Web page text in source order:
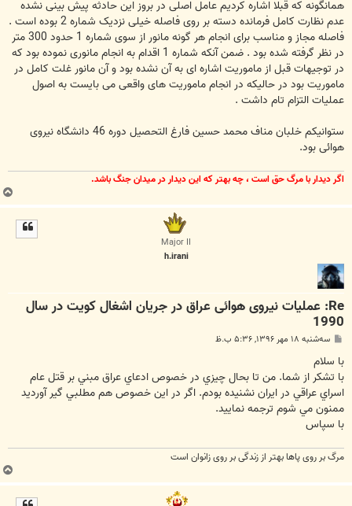
همانگونه که قبلا اشاره کردیم عامل اصلی در بروز این حادثه پیش بینی نشده
عدم نظارت کامل فرمانده دسته بر روی فاصله خیلی نزدیک شماره 2 بوده است .
فاصله مجاز و مناسب برای انجام هر گونه مانور از سوی شماره 1 حدود 300 متر
در نظر گرفته شده بود . ضمن آنکه شماره 1 اقدام به انجام مانوری نموده بود که
در توجیهات قبل از ماموریت اشاره ای به آن نشده بود و آن مانور غلت کامل در
ماموریت بود در حالیکه در انجام ماموریت های واقعی می بایست به اصول
عملیات التزام تام داشت .
ستوانیکم خلبان مناف محمد حسین فارغ التحصیل دوره 46 دانشگاه نیروی
هوائی بود.
اگر ديدار با مرگ حق است ، چه بهتر كه اين ديدار در ميدان جنگ باشد.
ب
ا
Major II
h.irani
Re: عملیات نیروی هوائی عراق در جریان اشغال کویت در سال
1990
پ
ت
سه‌شنبه ۱۸ مهر ۱۳۹۶, ۵:۳۶ ب.ظ
با سلام
با تشكر از شما. من تا بحال چيزي در خصوص ادعاي عراق مبني بر قتل عام
اسراي عراقي در ايران نشنيده بودم. اگر در اين خصوص هم مطلبي گير آورديد
ممنون مي شوم ترجمه نماييد.
با سپاس
مرگ بر روی پاها بهتر از زندگی بر روی زانوان است
ب
ا